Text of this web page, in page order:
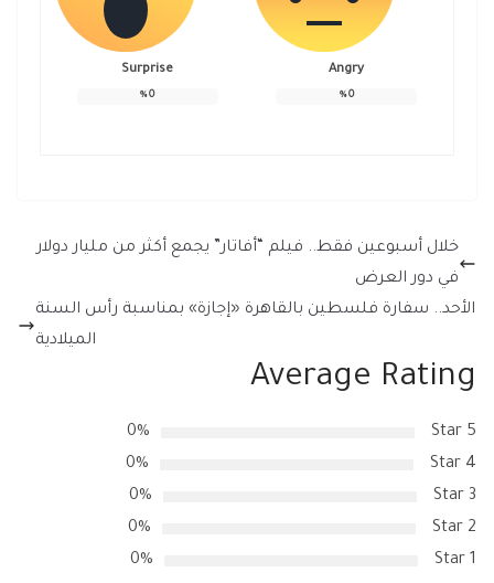
Angry
0
%
Surprise
0
%
خلال أسبوعين فقط.. فيلم “أفاتار” يجمع أكثر من مليار دولار
في دور العرض
الأحد.. سفارة فلسطين بالقاهرة «إجازة» بمناسبة رأس السنة
الميلادية
Average Rating
5 Star
0%
4 Star
0%
3 Star
0%
2 Star
0%
1 Star
0%